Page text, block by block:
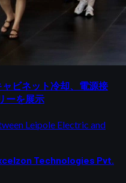
ビネット冷却、電源接
ーを展示
Technologies Pvt.